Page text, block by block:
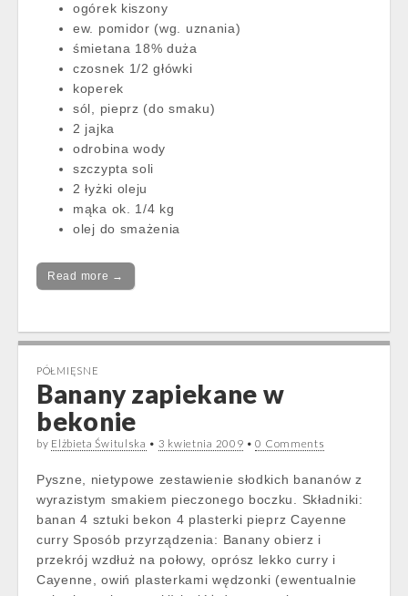
ogórek kiszony
ew. pomidor (wg. uznania)
śmietana 18% duża
czosnek 1/2 główki
koperek
sól, pieprz (do smaku)
2 jajka
odrobina wody
szczypta soli
2 łyżki oleju
mąka ok. 1/4 kg
olej do smażenia
Read more →
PÓŁMIĘSNE
Banany zapiekane w
bekonie
by Elżbieta Świtulska • 3 kwietnia 2009 •0 Comments
Pyszne, nietypowe zestawienie słodkich bananów z
wyrazistym smakiem pieczonego boczku. Składniki:
banan 4 sztuki bekon 4 plasterki pieprz Cayenne
curry Sposób przyrządzenia: Banany obierz i
przekrój wzdłuż na połowy, oprósz lekko curry i
Cayenne, owiń plasterkami wędzonki (ewentualnie